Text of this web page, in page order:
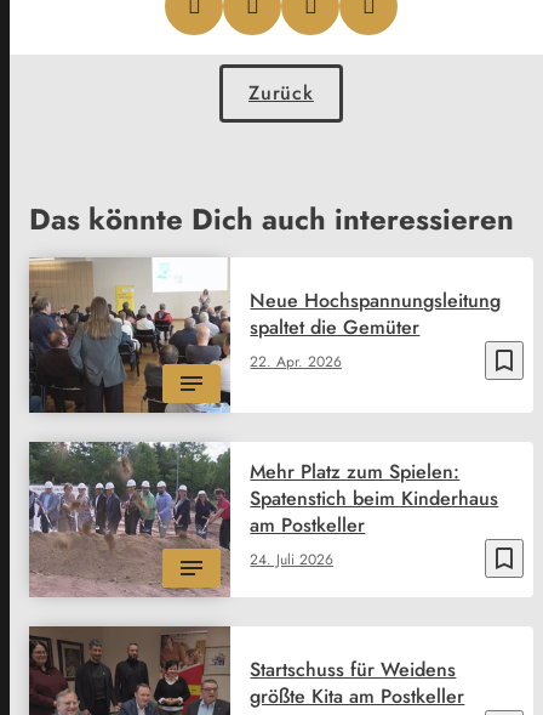
Zurück
Das könnte Dich auch interessieren
bookmark_border
22. Apr. 2026
Neue Hochspannungsleitung
spaltet die Gemüter
bookmark_border
24. Juli 2026
Mehr Platz zum Spielen:
Spatenstich beim Kinderhaus
am Postkeller
Startschuss für Weidens
größte Kita am Postkeller